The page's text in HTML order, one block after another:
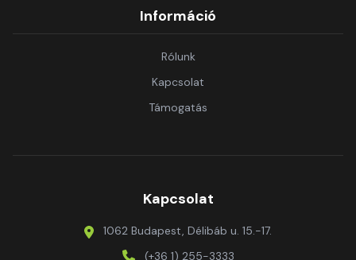
Információ
Rólunk
Kapcsolat
Támogatás
Kapcsolat
1062 Budapest, Délibáb u. 15.-17.
(+36 1) 255-3333